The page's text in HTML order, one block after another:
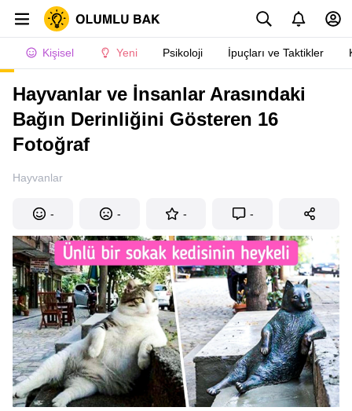
Kişisel Yeni Psikoloji İpuçları ve Taktikler
Hayvanlar ve İnsanlar Arasındaki
Bağın Derinliğini Gösteren 16
Fotoğraf
Hayvanlar
- - - -